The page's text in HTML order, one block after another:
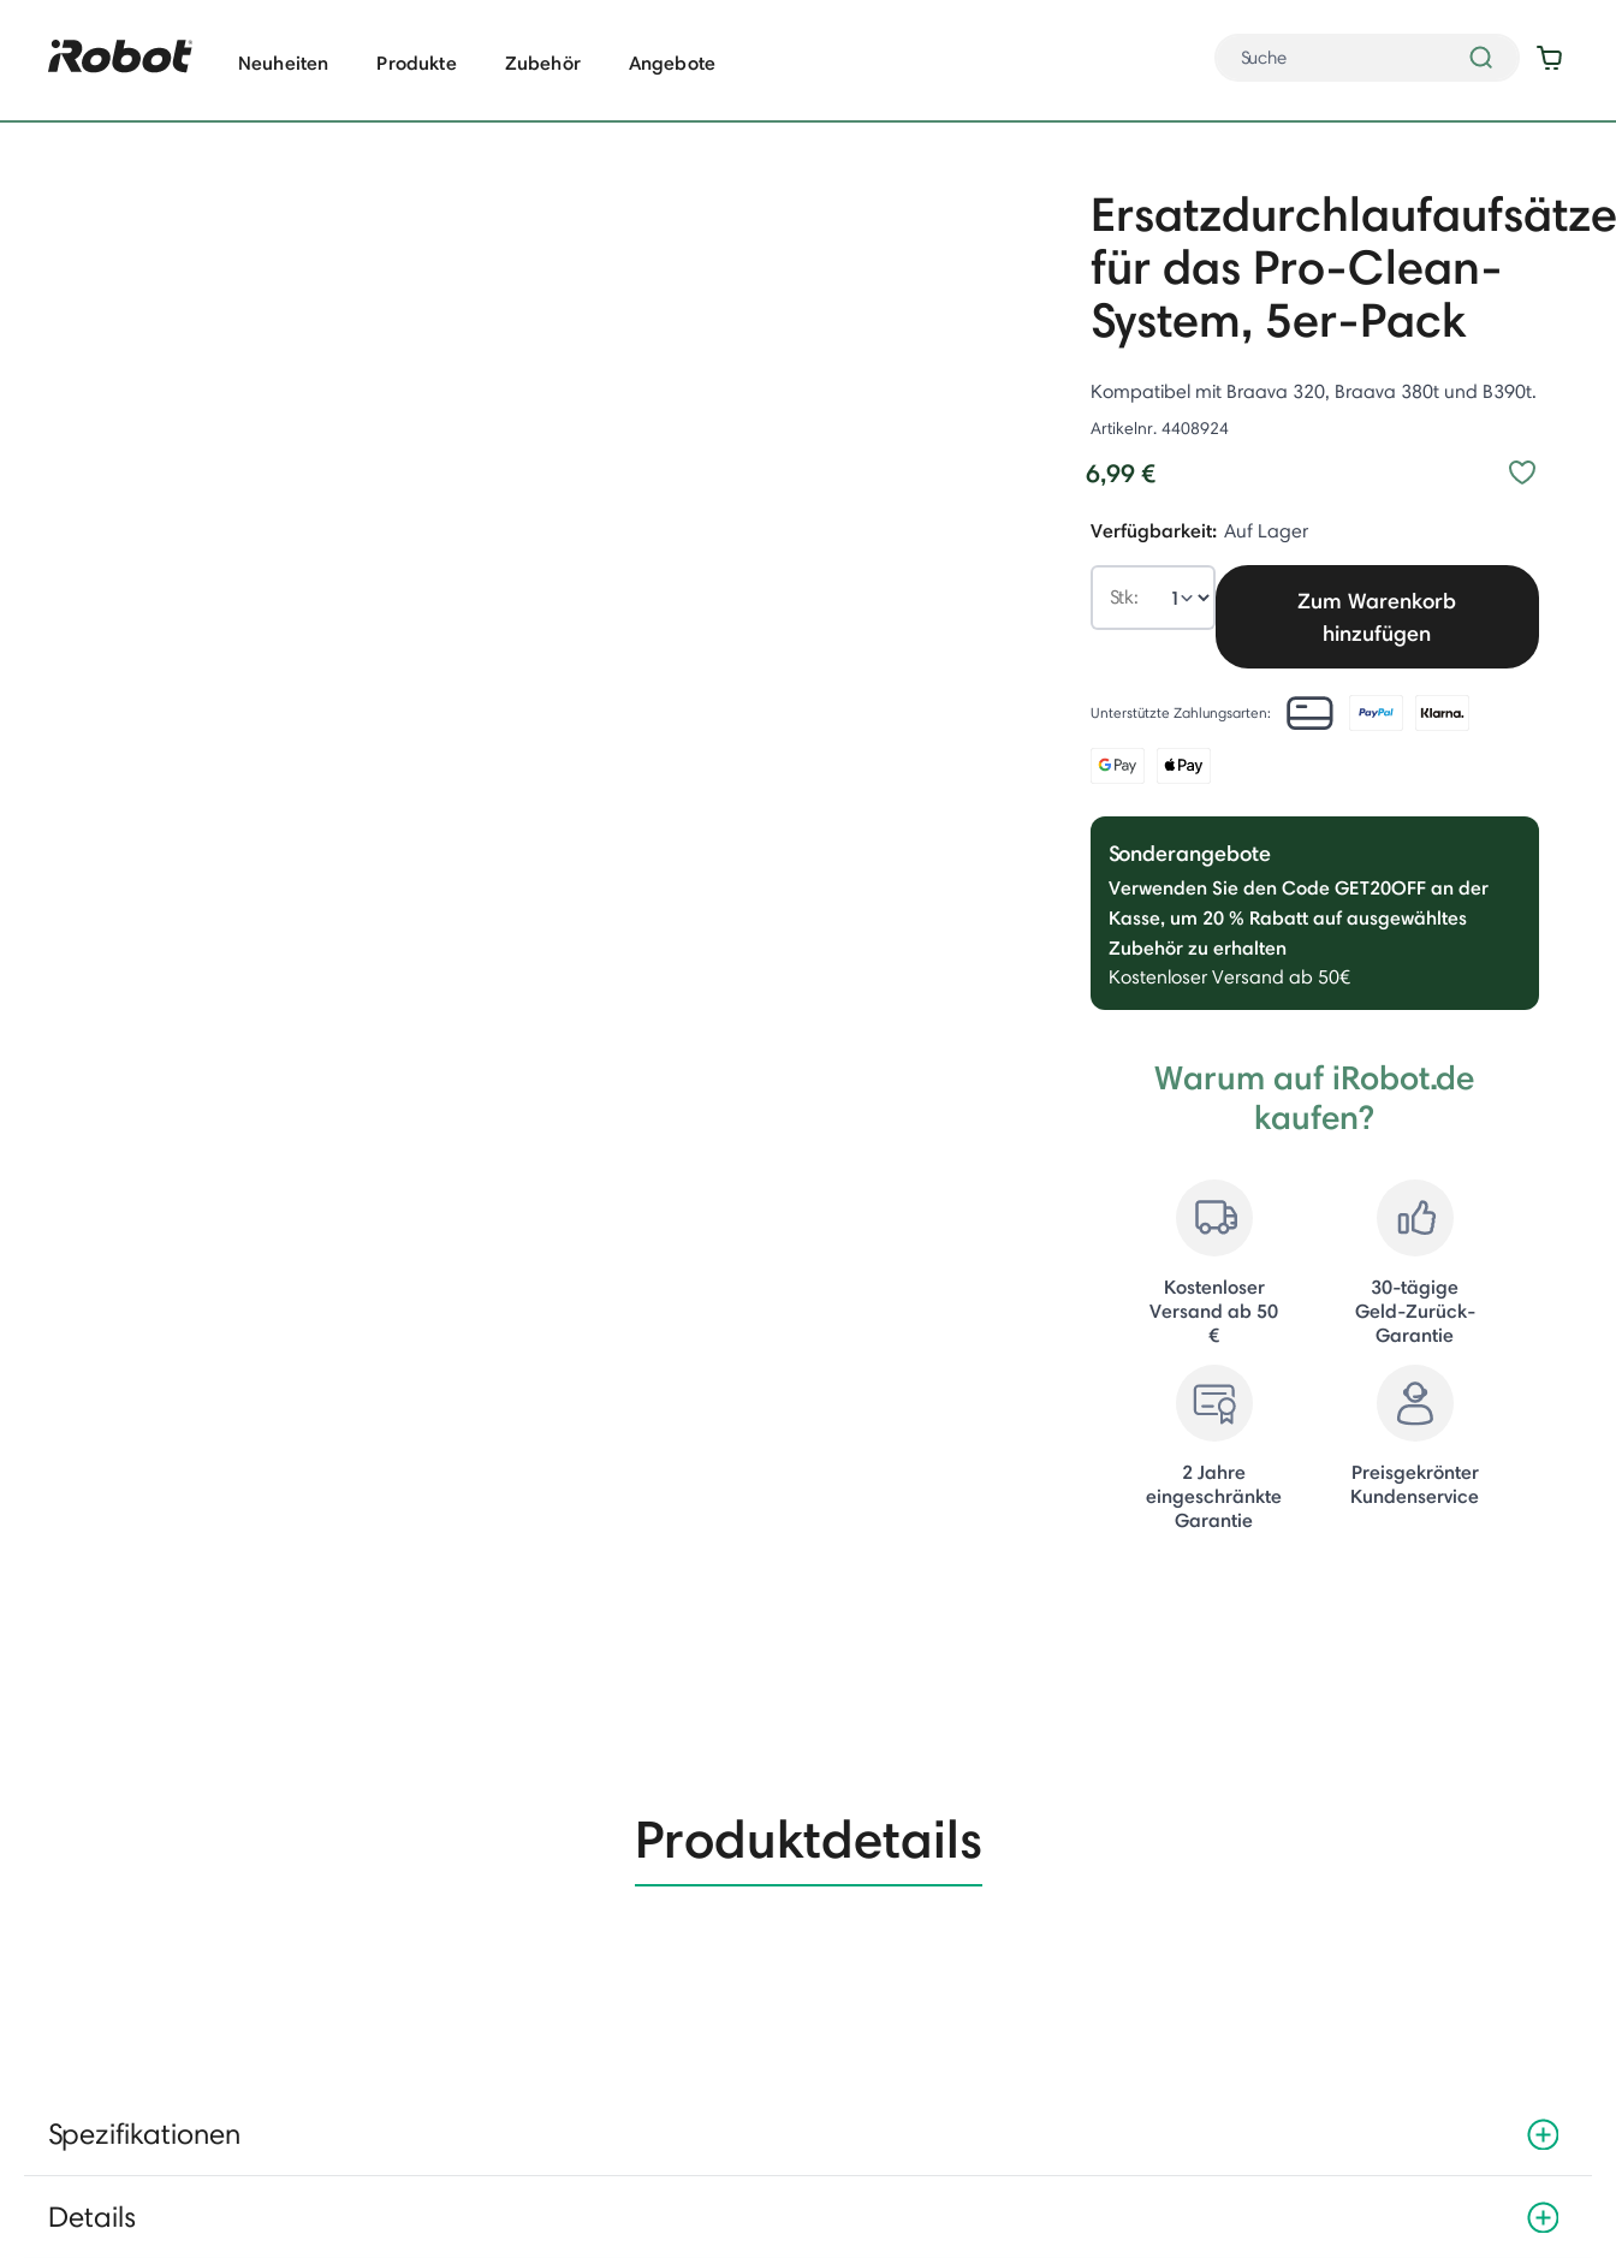
Neuheiten Produkte Zubehör Angebote
Ersatzdurchlaufaufsätze
für das Pro-Clean-
System, 5er-Pack
Kompatibel mit Braava 320, Braava 380t und B390t.
Artikelnr. 4408924
6,99 €
Verfügbarkeit: Auf Lager
Stk:
Zum Warenkorb
hinzufügen
Unterstützte Zahlungsarten:
Sonderangebote
Verwenden Sie den Code GET20OFF an der
Kasse, um 20 % Rabatt auf ausgewähltes
Zubehör zu erhalten
Kostenloser Versand ab 50€
Warum auf iRobot.de
kaufen?
Kostenloser
Versand ab 50
€
30-tägige
Geld-Zurück-
Garantie
2 Jahre
eingeschränkte
Garantie
Preisgekrönter
Kundenservice
Produktdetails
Spezifikationen
Details